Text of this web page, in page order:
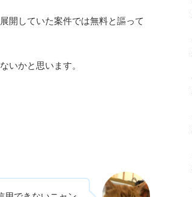
開していた案件では無料と謳って
いかと思います。